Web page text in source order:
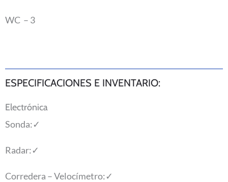
WC – 3
ESPECIFICACIONES E INVENTARIO:
Electrónica
Sonda:✓
Radar:✓
Corredera – Velocímetro:✓